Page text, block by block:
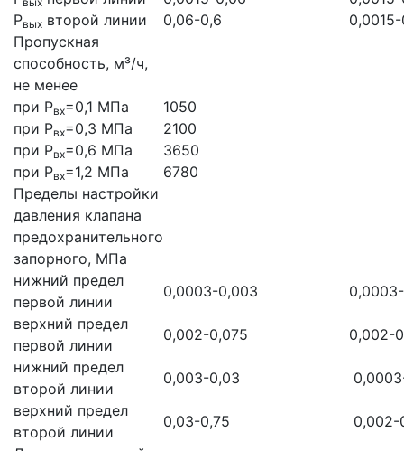
Рвых второй линии 0,06-0,6
Пропускная
способность, м³/ч,
не менее
при Рвх=0,1 МПа
1050
при Рвх=0,3 МПа
2100
при Рвх=0,6 МПа
3650
при Рвх=1,2 МПа
6780
Пределы настройки
давления клапана
предохранительного
запорного, МПа
нижний предел
первой линии
0,0003-0,003
верхний предел
первой линии
0,002-0,075
0,002-
нижний предел
второй линии
0,003-0,03
верхний предел
второй линии
0,03-0,75
0,002-